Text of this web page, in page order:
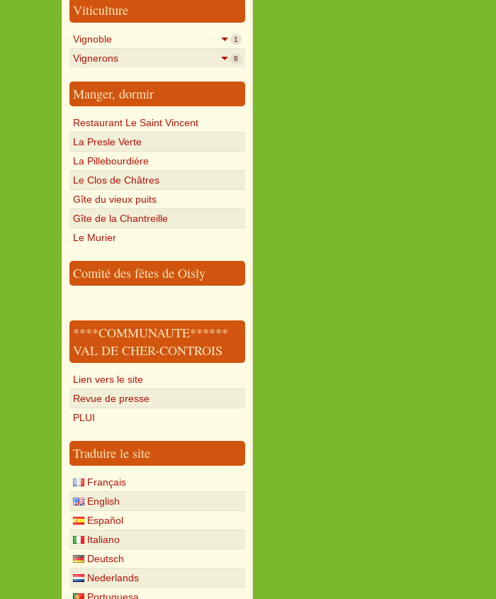
Viticulture
Vignoble 1
Vignerons 8
Manger, dormir
Restaurant Le Saint Vincent
La Presle Verte
La Pillebourdière
Le Clos de Châtres
Gîte du vieux puits
Gîte de la Chantreille
Le Murier
Comité des fêtes de Oisly
****COMMUNAUTE******
VAL DE CHER-CONTROIS
Lien vers le site
Revue de presse
PLUI
Traduire le site
Français
English
Español
Italiano
Deutsch
Nederlands
Portuguesa